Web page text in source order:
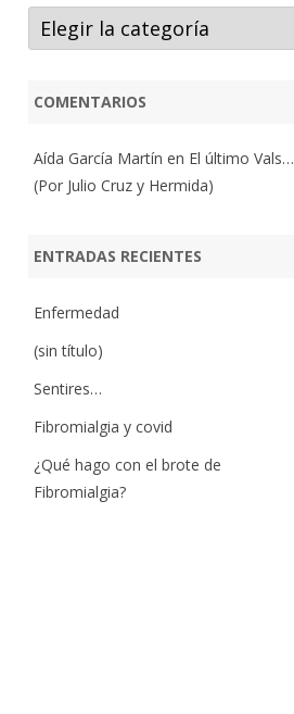
Categorías
COMENTARIOS
Aída García Martín en El último Vals…
(Por Julio Cruz y Hermida)
ENTRADAS RECIENTES
Enfermedad
(sin título)
Sentires…
Fibromialgia y covid
¿Qué hago con el brote de
Fibromialgia?